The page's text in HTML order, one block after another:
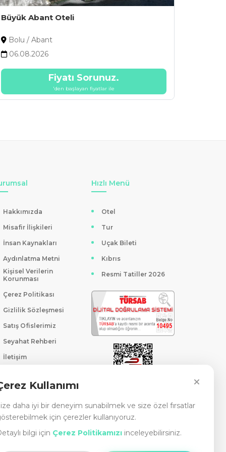
Büyük Abant Oteli
Bolu / Abant
06.08.2026
Fiyatı Sorunuz.
'den başlayan fiyatlar ile
Hakkımızda
Misafir İlişkileri
İnsan Kaynakları
Aydınlatma Metni
Kişisel Verilerin
Korunması
Çerez Politikası
Gizlilik Sözleşmesi
Satış Ofislerimiz
Seyahat Rehberi
İletişim
Hızlı Menü
Otel
Tur
Uçak Bileti
Kıbrıs
Resmi Tatiller 2026
Kullanımı
daha iyi bir deneyim sunabilmek ve size özel fırsatlar
için çerezler kullanıyoruz.
bilgi için Çerez Politikamızı inceleyebilirsiniz.